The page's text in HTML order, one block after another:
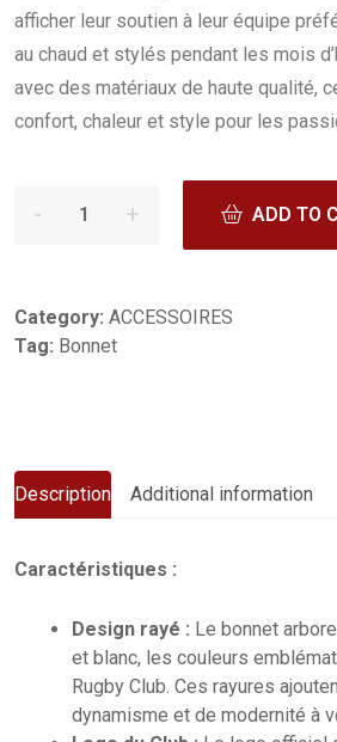
afficher leur soutien à leur équipe
au chaud et stylés pendant les mois
avec des matériaux de haute qualité,
confort, chaleur et style pour les
ADD TO
Category: ACCESSOIRES
Tag: Bonnet
Description Additional information
Caractéristiques :
Design rayé : Le bonnet
et blanc, les couleurs
Rugby Club. Ces rayures
dynamisme et de modernité à